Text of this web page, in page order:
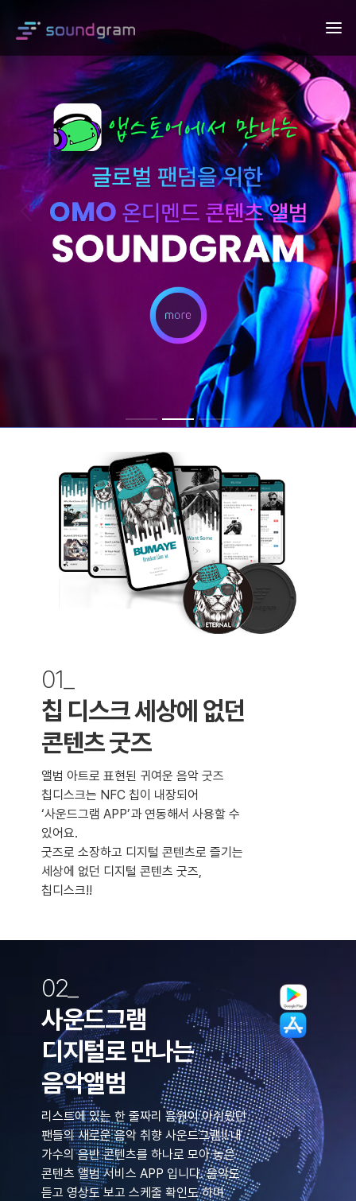
01_
칩 디스크 세상에 없던
콘텐츠 굿즈
앨범 아트로 표현된 귀여운 음악 굿즈
칩디스크는 NFC 칩이 내장되어
‘사운드그램 APP’과 연동해서 사용할 수
있어요.
굿즈로 소장하고 디지털 콘텐츠로 즐기는
세상에 없던 디지털 콘텐츠 굿즈,
칩디스크!!
02_
사운드그램
디지털로 만나는
음악앨범
리스트에 있는 한 줄짜리 음원이 아쉬웠던
팬들의 새로운 음악 취향 사운드그램!! 내
가수의 음반 콘텐츠를 하나로 모아 놓은
콘텐츠 앨범 서비스 APP 입니다. 음악도
듣고 영상도 보고 스케줄 확인도 하며